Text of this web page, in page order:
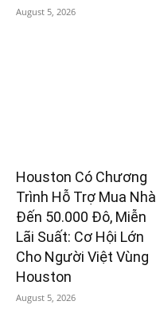
August 5, 2026
Houston Có Chương
Trình Hỗ Trợ Mua Nhà
Đến 50.000 Đô, Miễn
Lãi Suất: Cơ Hội Lớn
Cho Người Việt Vùng
Houston
August 5, 2026